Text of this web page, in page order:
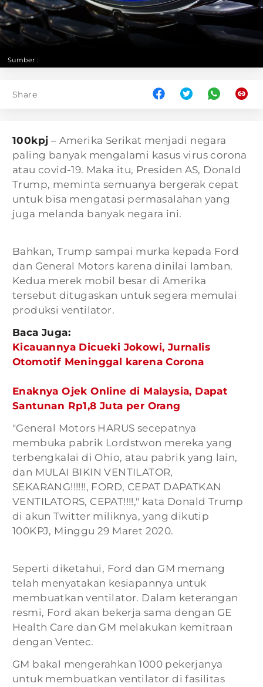
Sumber :
Share
100kpj – Amerika Serikat menjadi negara
paling banyak mengalami kasus virus corona
atau covid-19. Maka itu, Presiden AS, Donald
Trump, meminta semuanya bergerak cepat
untuk bisa mengatasi permasalahan yang
juga melanda banyak negara ini.
Bahkan, Trump sampai murka kepada Ford
dan General Motors karena dinilai lamban.
Kedua merek mobil besar di Amerika
tersebut ditugaskan untuk segera memulai
produksi ventilator.
Baca Juga:
Kicauannya Dicueki Jokowi, Jurnalis
Otomotif Meninggal karena Corona
Enaknya Ojek Online di Malaysia, Dapat
Santunan Rp1,8 Juta per Orang
"General Motors HARUS secepatnya
membuka pabrik Lordstwon mereka yang
terbengkalai di Ohio, atau pabrik yang lain,
dan MULAI BIKIN VENTILATOR,
SEKARANG!!!!!!, FORD, CEPAT DAPATKAN
VENTILATORS, CEPAT!!!!," kata Donald Trump
di akun Twitter miliknya, yang dikutip
100KPJ, Minggu 29 Maret 2020.
Seperti diketahui, Ford dan GM memang
telah menyatakan kesiapannya untuk
membuatkan ventilator. Dalam keterangan
resmi, Ford akan bekerja sama dengan GE
Health Care dan GM melakukan kemitraan
dengan Ventec.
GM bakal mengerahkan 1000 pekerjanya
untuk membuatkan ventilator di fasilitas